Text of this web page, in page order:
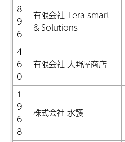
8
9
6
有限会社 Tera smart
& Solutions
4
6
0
有限会社 大野屋商店
1
9
6
8
株式会社 水護